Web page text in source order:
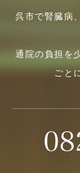
呉市で腎臓病
通院の負担を
ごと